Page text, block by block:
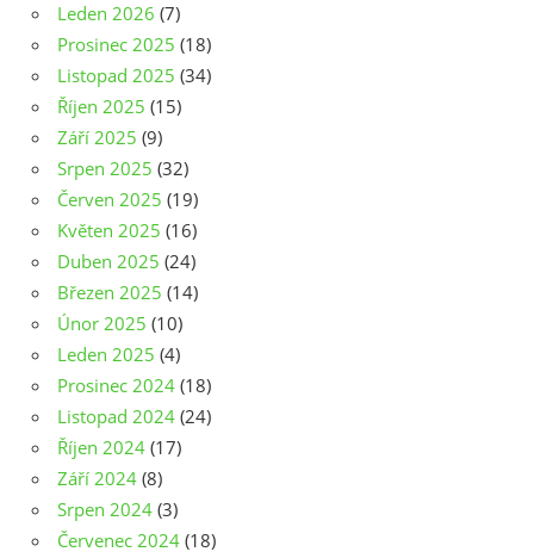
Leden 2026 (7)
Prosinec 2025 (18)
Listopad 2025 (34)
Říjen 2025 (15)
Září 2025 (9)
Srpen 2025 (32)
Červen 2025 (19)
Květen 2025 (16)
Duben 2025 (24)
Březen 2025 (14)
Únor 2025 (10)
Leden 2025 (4)
Prosinec 2024 (18)
Listopad 2024 (24)
Říjen 2024 (17)
Září 2024 (8)
Srpen 2024 (3)
Červenec 2024 (18)